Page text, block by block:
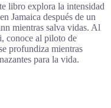
libro explora la intensidad
Jamaica después de un
mientras salva vidas. Al
conoce al piloto de
profundiza mientras
para la vida.